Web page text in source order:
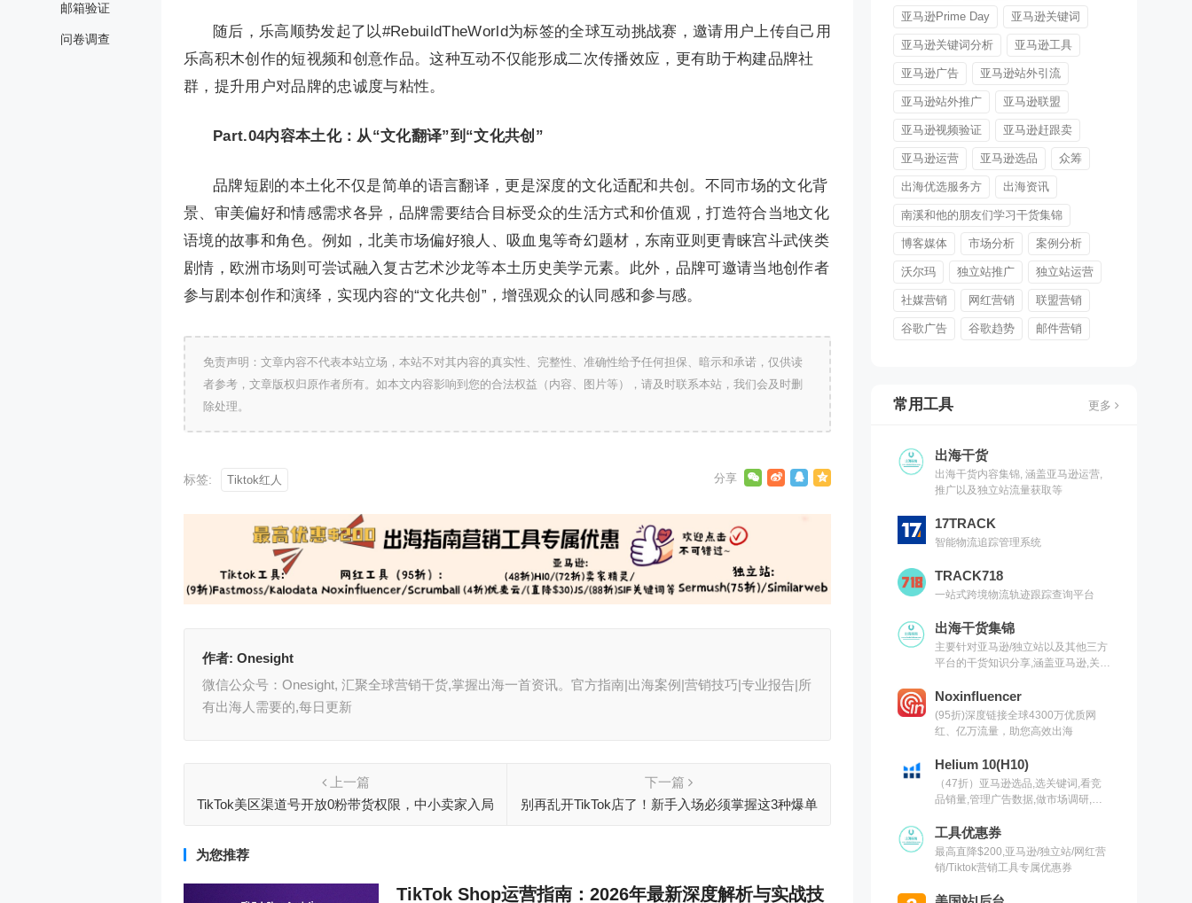
邮箱验证
问卷调查
随后，乐高顺势发起了以#RebuildTheWorld为标签的全球互动挑战赛，邀请用户上传自己用
乐高积木创作的短视频和创意作品。这种互动不仅能形成二次传播效应，更有助于构建品牌社
群，提升用户对品牌的忠诚度与粘性。
Part.04内容本土化：从“文化翻译”到“文化共创”
品牌短剧的本土化不仅是简单的语言翻译，更是深度的文化适配和共创。不同市场的文化背
景、审美偏好和情感需求各异，品牌需要结合目标受众的生活方式和价值观，打造符合当地文化
语境的故事和角色。例如，北美市场偏好狼人、吸血鬼等奇幻题材，东南亚则更青睐宫斗武侠类
剧情，欧洲市场则可尝试融入复古艺术沙龙等本土历史美学元素。此外，品牌可邀请当地创作者
参与剧本创作和演绎，实现内容的“文化共创”，增强观众的认同感和参与感。
免责声明：文章内容不代表本站立场，本站不对其内容的真实性、完整性、准确性给予任何担保、暗示和承诺，仅供读
者参考，文章版权归原作者所有。如本文内容影响到您的合法权益（内容、图片等），请及时联系本站，我们会及时删
除处理。
标签: Tiktok红人
作者: Onesight
微信公众号：Onesight, 汇聚全球营销干货,掌握出海一首资讯。官方指南|出海案例|营销技巧|专业报告|所
有出海人需要的,每日更新
上一篇
TikTok美区渠道号开放0粉带货权限，中小卖家入局
下一篇
别再乱开TikTok店了！新手入场必须掌握这3种爆单
为您推荐
TikTok Shop运营指南：2026年最新深度解析与实战技
亚马逊Prime Day 亚马逊关键词
亚马逊关键词分析 亚马逊工具
亚马逊广告 亚马逊站外引流
亚马逊站外推广 亚马逊联盟
亚马逊视频验证 亚马逊赶跟卖
亚马逊运营 亚马逊选品 众筹
出海优选服务方 出海资讯
南溪和他的朋友们学习干货集锦
博客媒体 市场分析 案例分析
沃尔玛 独立站推广 独立站运营
社媒营销 网红营销 联盟营销
谷歌广告 谷歌趋势 邮件营销
常用工具 更多
出海干货
出海干货内容集锦, 涵盖亚马逊运营,
推广以及独立站流量获取等
17TRACK
智能物流追踪管理系统
TRACK718
一站式跨境物流轨迹跟踪查询平台
出海干货集锦
主要针对亚马逊/独立站以及其他三方
平台的干货知识分享,涵盖亚马逊,关键
具以及出海干货集锦,欢迎关注
Noxinfluencer
(95折)深度链接全球4300万优质网
红、亿万流量，助您高效出海
Helium 10(H10)
（47折）亚马逊选品,选关键词,看竞
品销量,管理广告数据,做市场调研,有
工具优惠券
最高直降$200,亚马逊/独立站/网红营
销/Tiktok营销工具专属优惠券